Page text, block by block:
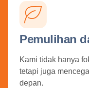
Pemulihan
Kami tidak hanya
tetapi juga
depan.